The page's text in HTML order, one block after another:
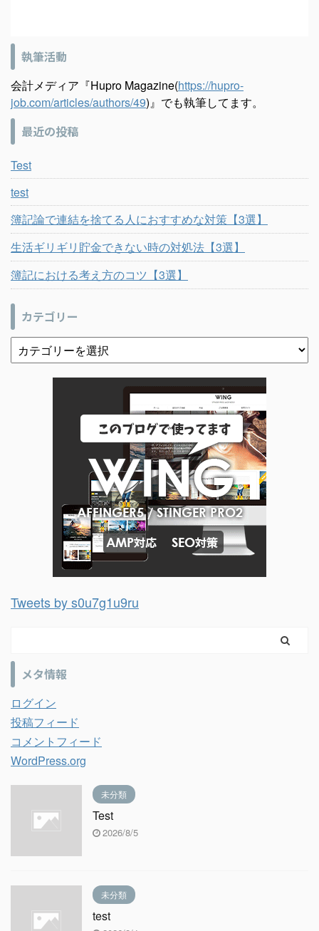
執筆活動
会計メディア『Hupro Magazine(https://hupro-
job.com/articles/authors/49)』でも執筆してます。
最近の投稿
Test
test
簿記論で連結を捨てる人におすすめな対策【3選】
生活ギリギリ貯金できない時の対処法【3選】
簿記における考え方のコツ【3選】
カテゴリー
Tweets by s0u7g1u9ru
メタ情報
ログイン
投稿フィード
コメントフィード
WordPress.org
未分類
Test
2026/8/5
未分類
test